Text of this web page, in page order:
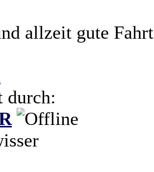
allzeit gute Fahrt
durch: